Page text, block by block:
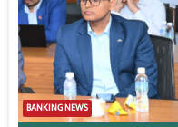
BANKING NEWS